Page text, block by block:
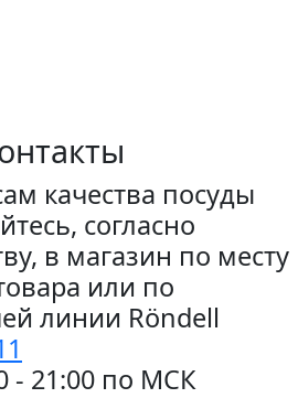
качества посуды
согласно
в магазин по месту
или по
линии Röndell
- 21:00 по МСК